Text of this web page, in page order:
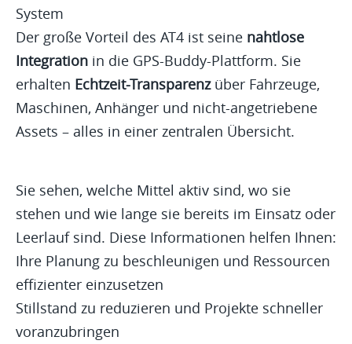
System
Der große Vorteil des AT4 ist seine nahtlose
Integration in die GPS-Buddy-Plattform. Sie
erhalten Echtzeit-Transparenzüber Fahrzeuge,
Maschinen, Anhänger und nicht-angetriebene
Assets – alles in einer zentralen Übersicht.
Sie sehen, welche Mittel aktiv sind, wo sie
stehen und wie lange sie bereits im Einsatz oder
Leerlauf sind. Diese Informationen helfen Ihnen:
Ihre Planung zu beschleunigen und Ressourcen
effizienter einzusetzen
Stillstand zu reduzieren und Projekte schneller
voranzubringen